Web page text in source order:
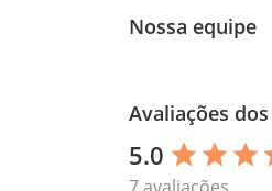
Nossa equipe
Avaliações
5.0 star star star
7 avaliações